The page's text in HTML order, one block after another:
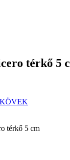
térkő 5
térkő 5 cm